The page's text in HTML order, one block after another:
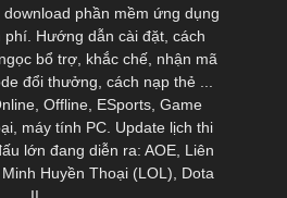
phần mềm ứng dụng
phí. Hướng dẫn cài đặt, cách
bổ trợ, khắc chế, nhận mã
đổi thưởng, cách nạp thẻ ...
Offline, ESports, Game
máy tính PC. Update lịch thi
lớn đang diễn ra: AOE, Liên
Huyền Thoại (LOL), Dota